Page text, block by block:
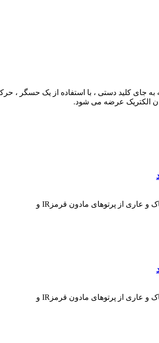
جای کلید دستی ، با استفاده از یک حسگر
الکتریک عرضه می شود.